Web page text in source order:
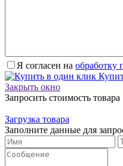
Я согласен на обработку
Закрыть окно
Запросить стоимость товара
Загрузка товара
Заполните данные для